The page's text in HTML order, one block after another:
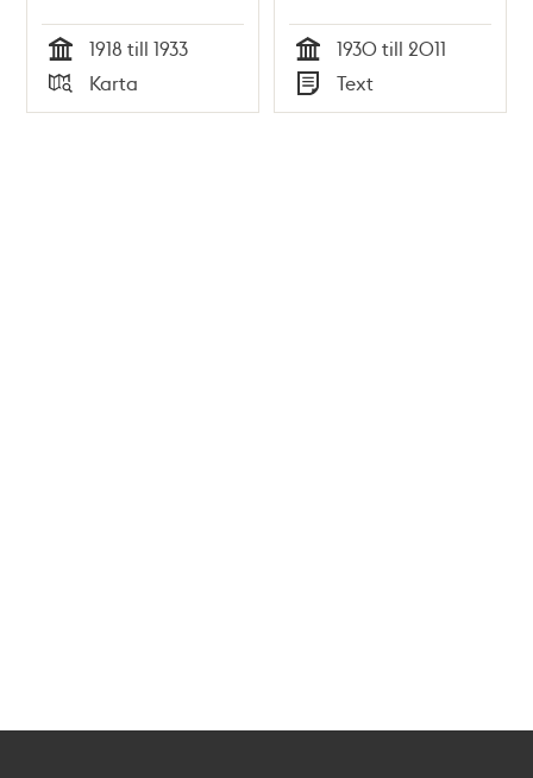
Tid
1918 till 1933
Typ
Karta Tid
1930 till 2011
Typ
Text